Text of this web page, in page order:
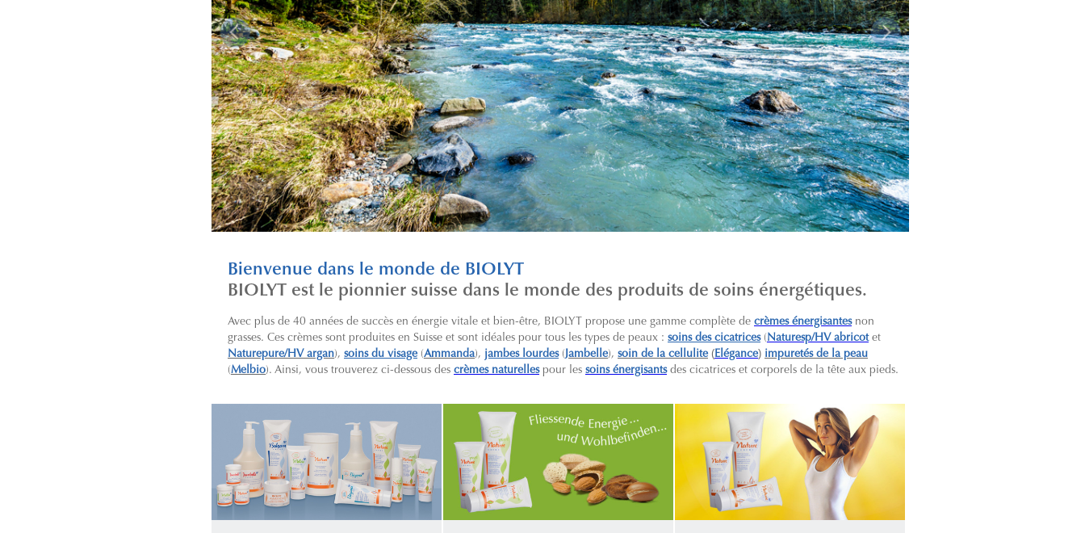
Bienvenue dans le monde de BIOLYT
BIOLYT est le pionnier suisse dans le monde des produits de soins énergétiques.
Avec plus de 40 années de succès en énergie vitale et bien-être, BIOLYT propose une gamme complète de crèmes énergisantesnon
grasses. Ces crèmes sont produites en Suisse et sont idéales pour tous les types de peaux : soins des cicatrices(Naturesp/HV abricotet
Naturepure/HV argan), soins du visage(Ammanda), jambes lourdes(Jambelle), soin de la cellulite(Elégance) impuretés de la peau
(Melbio). Ainsi, vous trouverez ci-dessous des crèmes naturelles pour les soins énergisantsdes cicatrices et corporels de la tête aux pieds.